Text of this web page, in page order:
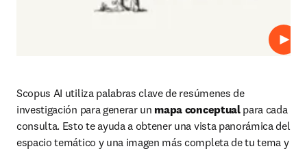
Scopus AI utiliza palabras clave de resúmenes de
investigación para generar un mapa conceptual para cada
consulta. Esto te ayuda a obtener una vista panorámica del
espacio temático y una imagen más completa de tu tema y